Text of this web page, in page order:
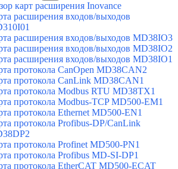
карт расширения Inovance
расширения входов/выходов
расширения входов/выходов MD38IO3
расширения входов/выходов MD38IO2
расширения входов/выходов MD38IO1
протокола CanOpen MD38CAN2
протокола CanLink MD38CAN1
протокола Modbus RTU MD38TX1
протокола Modbus-TCP MD500-EM1
протокола Ethernet MD500-EN1
протокола Profibus-DP/CanLink
протокола Profinet MD500-PN1
протокола Profibus MD-SI-DP1
протокола EtherCAT MD500-ECAT